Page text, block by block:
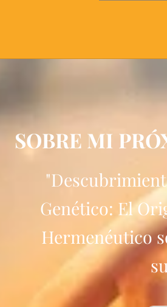
SOBRE MI
"
Genético: El
Hermenéutico